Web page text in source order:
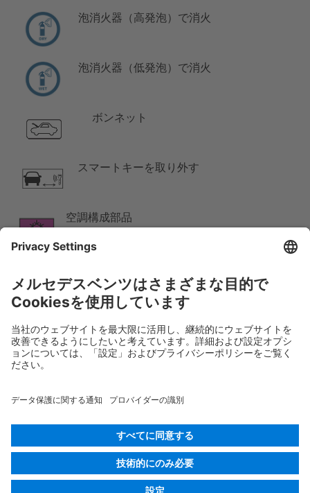
泡消火器（高発泡）で消火
泡消火器（低発泡）で消火
ボンネット
スマートキーを取り外す
空調構成部品
118.314
© 2026Mercedes-Benz AG
プロバイダー識別
Cookieの設定
データ保護